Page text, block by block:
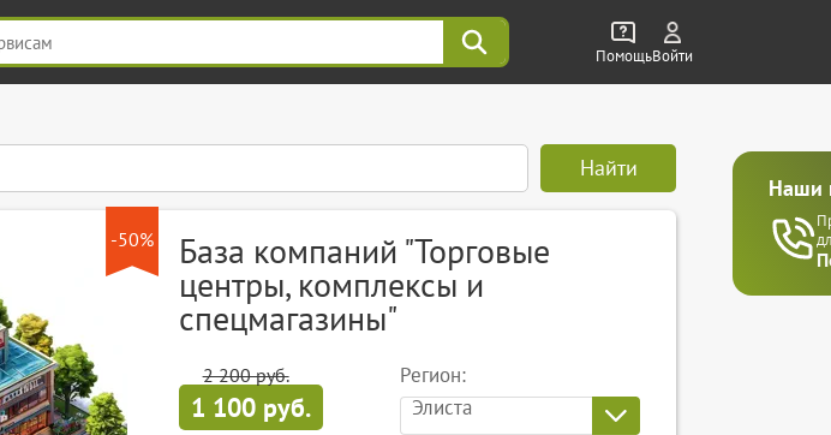
ПомощьВойти
Наши
Найти
-50% База компаний "Торговые
центры, комплексы и
спецмагазины"
2 200 руб.
1 100 руб.
Регион:
Элиста